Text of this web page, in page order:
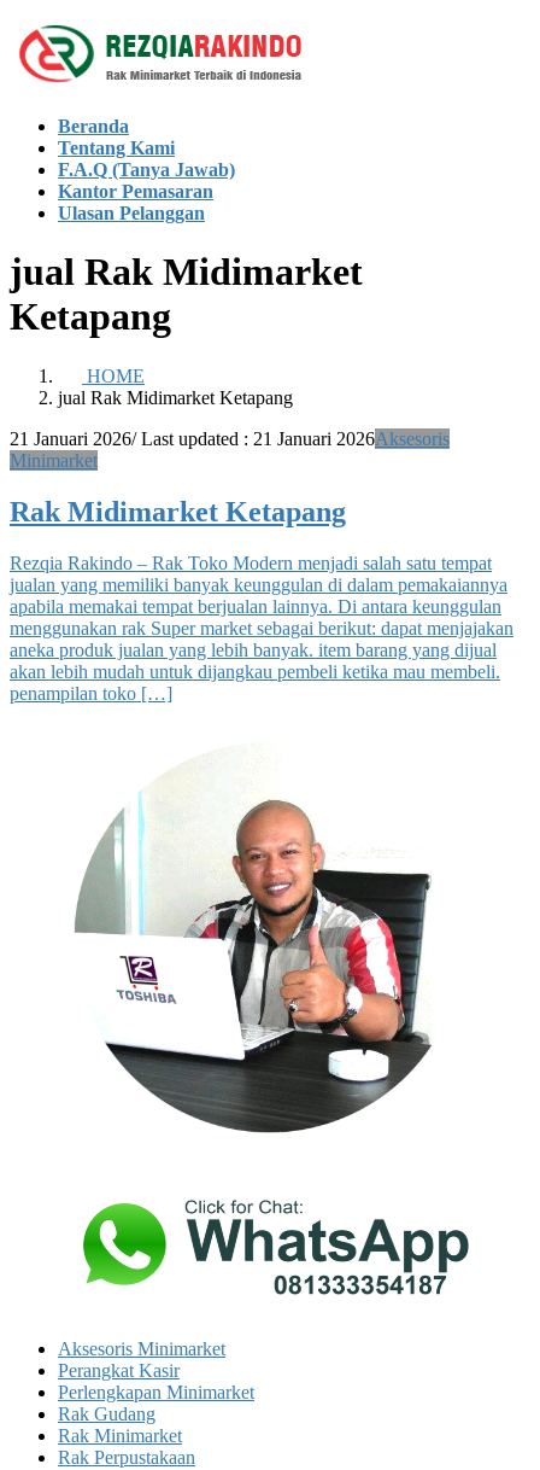
Skip
to
the
Skip
to
the
Beranda
Tentang Kami
F.A.Q (Tanya Jawab)
Kantor Pemasaran
Ulasan Pelanggan
jual Rak Midimarket
Ketapang
HOME
jual Rak Midimarket Ketapang
21 Januari 2026/ Last updated : 21 Januari 2026Aksesoris
Minimarket
Rak Midimarket Ketapang
Rezqia Rakindo – Rak Toko Modern menjadi salah satu tempat
jualan yang memiliki banyak keunggulan di dalam pemakaiannya
apabila memakai tempat berjualan lainnya. Di antara keunggulan
menggunakan rak Super market sebagai berikut: dapat menjajakan
aneka produk jualan yang lebih banyak. item barang yang dijual
akan lebih mudah untuk dijangkau pembeli ketika mau membeli.
penampilan toko […]
Aksesoris Minimarket
Perangkat Kasir
Perlengkapan Minimarket
Rak Gudang
Rak Minimarket
Rak Perpustakaan